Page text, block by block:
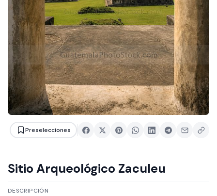
Preselecciones
Sitio Arqueológico Zaculeu
DESCRIPCIÓN